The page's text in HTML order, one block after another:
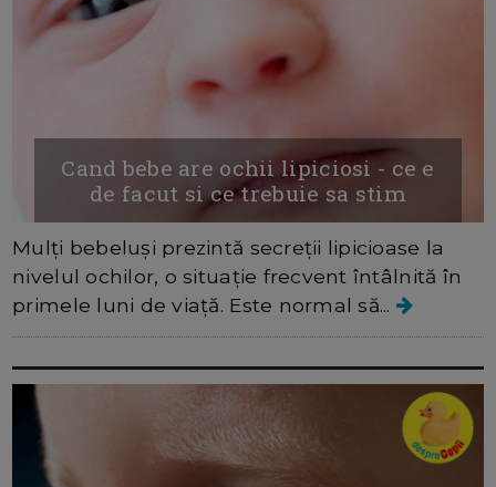
Cand bebe are ochii lipiciosi - ce e
de facut si ce trebuie sa stim
Mulți bebeluși prezintă secreții lipicioase la
nivelul ochilor, o situație frecvent întâlnită în
primele luni de viață. Este normal să...